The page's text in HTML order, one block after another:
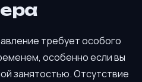
требует особого
особенно если вы
занятостью. Отсутствие